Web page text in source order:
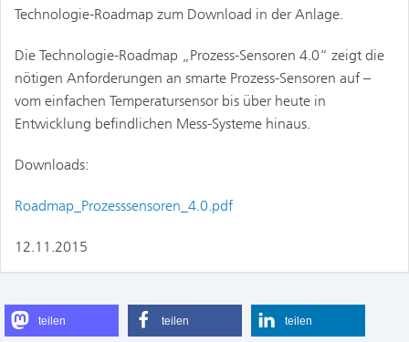
Technologie-Roadmap zum Download in der Anlage.
Die Technologie-Roadmap „Prozess-Sensoren 4.0“ zeigt die
nötigen Anforderungen an smarte Prozess-Sensoren auf –
vom einfachen Temperatursensor bis über heute in
Entwicklung befindlichen Mess-Systeme hinaus.
Downloads:
Roadmap_Prozesssensoren_4.0.pdf
12.11.2015
teilen teilen teilen